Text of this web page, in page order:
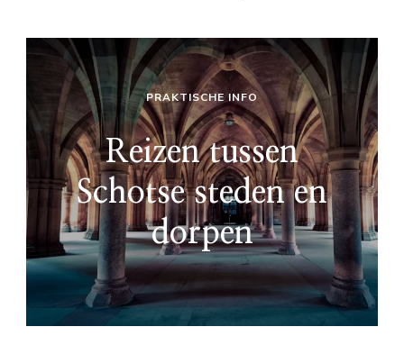
PRAKTISCHE INFO
Reizen tussen
Schotse steden en
dorpen